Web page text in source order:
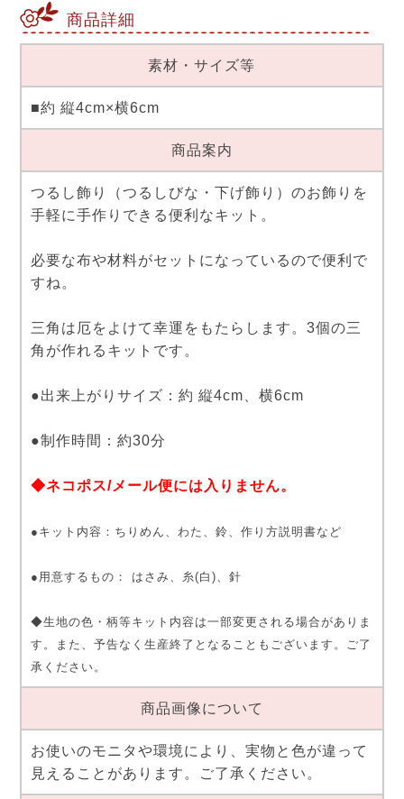
商品詳細
素材・サイズ等
■約 縦4cm×横6cm
商品案内
つるし飾り（つるしびな・下げ飾り）のお飾りを
手軽に手作りできる便利なキット。
必要な布や材料がセットになっているので便利で
すね。
三角は厄をよけて幸運をもたらします。3個の三
角が作れるキットです。
●出来上がりサイズ：約 縦4cm、横6cm
●制作時間：約30分
◆ネコポス/メール便には入りません。
●キット内容：ちりめん、わた、鈴、作り方説明書など
●用意するもの： はさみ、糸(白)、針
◆生地の色・柄等キット内容は一部変更される場合がありま
す。また、予告なく生産終了となることもございます。ご了
承ください。
商品画像について
お使いのモニタや環境により、実物と色が違って
見えることがあります。ご了承ください。